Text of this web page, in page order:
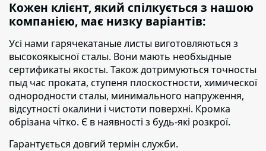
Кожен клієнт, який спілкується з нашою
компанією, має низку варіантів:
Усі нами гарячекатаные листы виготовляються з
высокоякысної сталы. Вони мають необхыдные
сертификаты якосты. Також дотримуються точносты
пыд час проката, ступеня плоскостности, химическої
однородности сталы, минимального напруження,
відсутності окалини і чистоти поверхні. Кромка
обрізана чітко. Є в наявності з будь-які розкрої.
Гарантується довгий термін служби.